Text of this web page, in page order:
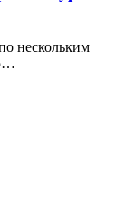
нескольким